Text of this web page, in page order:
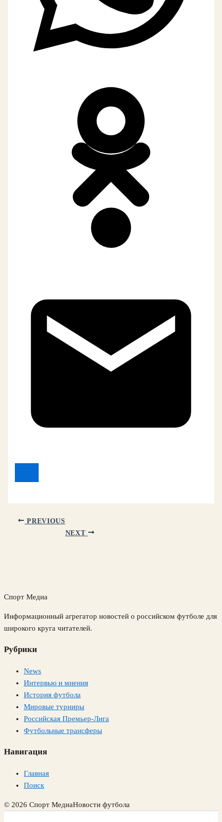
PREVIOUS
NEXT
Спорт Медиа
Информационный агрегатор новостей о российском футболе для
широкого круга читателей.
Рубрики
News
Интервью и мнения
История футбола
Мировые турниры
Российская Премьер-Лига
Футбольные трансферы
Навигация
Главная
Поиск
© 2026 Спорт МедиаНовости футбола